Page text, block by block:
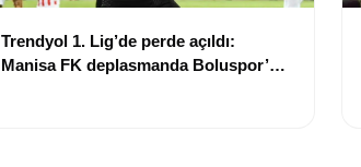
Trendyol 1. Lig’de perde açıldı:
Manisa FK deplasmanda Boluspor’u